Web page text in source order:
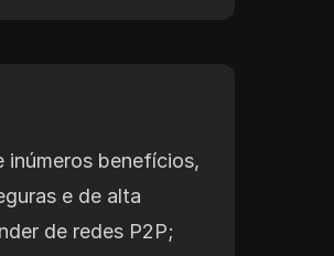
inúmeros benefícios,
e de alta
de redes P2P;